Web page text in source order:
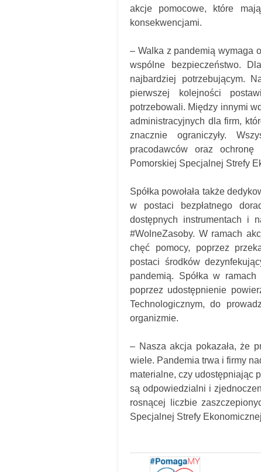
akcje pomocowe, które
konsekwencjami.
– Walka z pandemią wymaga
wspólne bezpieczeństwo.
najbardziej potrzebującym.
pierwszej kolejności
potrzebowali. Między innymi
administracyjnych dla firm,
znacznie ograniczyły.
pracodawców oraz
Pomorskiej Specjalnej Strefy
Spółka powołała także
w postaci bezpłatnego
dostępnych instrumentach i
#WolneZasoby. W ramach
chęć pomocy, poprzez
postaci środków
pandemią. Spółka w
poprzez udostępnienie
Technologicznym, do
organizmie.
– Nasza akcja pokazała, że
wiele. Pandemia trwa i firmy
materialne, czy udostępniając
są odpowiedzialni i
rosnącej liczbie
Specjalnej Strefy